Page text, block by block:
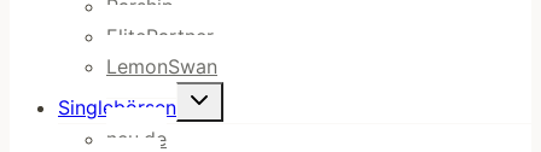
Parship
ElitePartner
LemonSwan
Singlebörsen
Untermenü
umschalten
neu.de